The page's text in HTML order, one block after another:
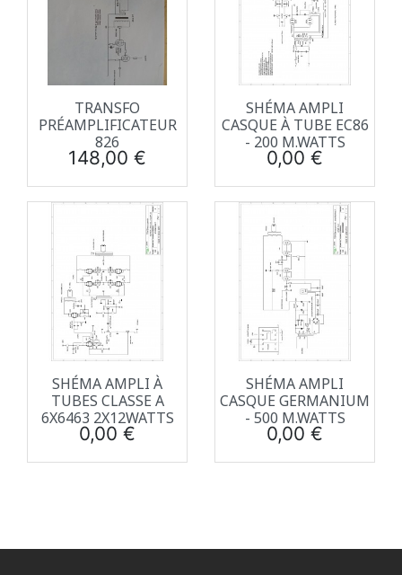
TRANSFO
PRÉAMPLIFICATEUR
826
Prix
148,00 €
SHÉMA AMPLI
CASQUE À TUBE EC86
- 200 M.WATTS
Prix
0,00 €
SHÉMA AMPLI À
TUBES CLASSE A
6X6463 2X12WATTS
Prix
0,00 €
SHÉMA AMPLI
CASQUE GERMANIUM
- 500 M.WATTS
Prix
0,00 €